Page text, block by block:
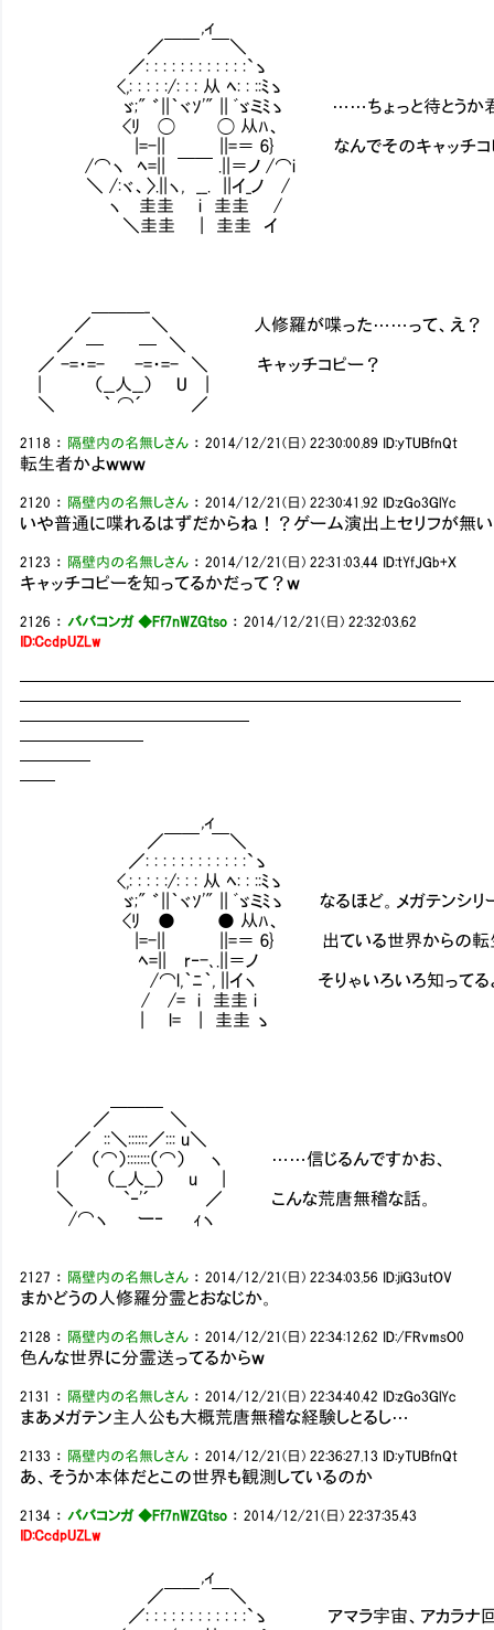
,ィ
／￣￣ ￣＼
／: : : : : : : : : : : :`ゝ
<,: : : : :/: : : 从 ﾍ: : ::ﾐゝ
ゞ;" ゛||｀ヾｿ'" || ﾞゞミﾐゝ ……ちょっと待とうか
<ﾘ ◯ ◯ 从ﾊ、
|=-|| ||=＝ 6} なんでそのキャッチコピー
/⌒ヽ ﾍ=|| ￣￣ .||＝ノ /⌒i
＼ /:ヾ、〉.||ヽ, __. ||イ_ノ /
ヽ 圭圭 i 圭圭 /
＼圭圭 | 圭圭 イ
／ ＼ 人修羅が喋った……って、え？
／ ─ ─ ＼
／ -=・=- -=・=- ＼ キャッチコピー？
| （__人__） U |
＼ ｀ ⌒´ ／
2118 ： 隔壁内の名無しさん ：2014/12/21(日) 22:30:00.89 ID:yTUBfnQt
転生者かよｗｗｗ
2120 ： 隔壁内の名無しさん ：2014/12/21(日) 22:30:41.92 ID:zGo3GlYc
いや普通に喋れるはずだからね！？ゲーム演出上セリフが無
2123 ： 隔壁内の名無しさん ：2014/12/21(日) 22:31:03.44 ID:tYfJGb+X
キャッチコピーを知ってるかだって？ｗ
2126 ： ババコンガ ◆Ff7nWZGtso ：2014/12/21(日) 22:32:03.62
ID:CcdpUZLw
━━━━━━━━━━━━━━━━━━━━━━━━━
━━━━━━━━━━━━━
━━━━━━━
━━━━
━━
,ィ
／￣￣ ￣＼
／: : : : : : : : : : : :`ゝ
<,: : : : :/: : : 从 ﾍ: : ::ﾐゝ
ゞ;" ゛||｀ヾｿ'" || ﾞゞミﾐゝ なるほど。メガテンシリ
<ﾘ ● ● 从ﾊ、
|=-|| ||=＝ 6} 出ている世界からの転生
ﾍ=|| r‐-､.||＝ノ
/⌒l,｀ﾆ｀, ||イヽ そりゃいろいろ知ってるよ
/ /= i 圭圭 i
| l= | 圭圭 ゝ
／ ＼
／ ::＼::::::／::: u＼
／ （⌒）:::::::（⌒） ヽ ……信じるんですかお、
| （__人__） u |
＼ `‐'´ ／ こんな荒唐無稽な話。
/⌒ヽ ー‐ ｨヽ
2127 ： 隔壁内の名無しさん ：2014/12/21(日) 22:34:03.56 ID:jiG3utOV
まかどうの人修羅分霊とおなじか。
2128 ： 隔壁内の名無しさん ：2014/12/21(日) 22:34:12.62 ID:/FRvmsO0
色んな世界に分霊送ってるからｗ
2131 ： 隔壁内の名無しさん ：2014/12/21(日) 22:34:40.42 ID:zGo3GlYc
まあメガテン主人公も大概荒唐無稽な経験しとるし…
2133 ： 隔壁内の名無しさん ：2014/12/21(日) 22:36:27.13 ID:yTUBfnQt
あ、そうか本体だとこの世界も観測しているのか
2134 ： ババコンガ ◆Ff7nWZGtso ：2014/12/21(日) 22:37:35.43
ID:CcdpUZLw
,ィ
／￣￣ ￣＼
／: : : : : : : : : : : :`ゝ アマラ宇宙、アカラナ回廊